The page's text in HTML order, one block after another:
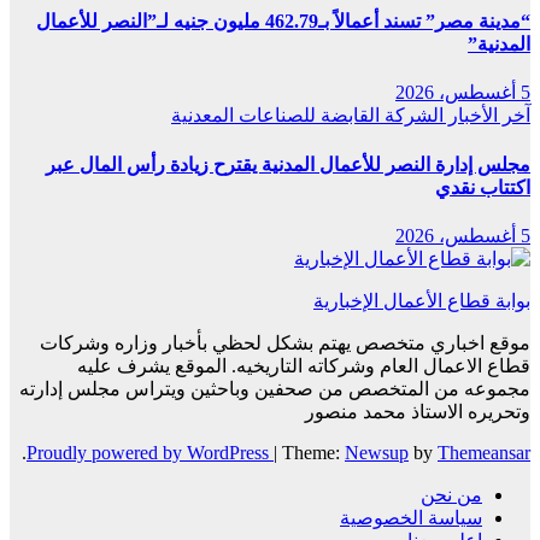
“مدينة مصر” تسند أعمالاً بـ462.79 مليون جنيه لـ”النصر للأعمال
المدنية”
5 أغسطس، 2026
آخر الأخبار
الشركة القابضة للصناعات المعدنية
مجلس إدارة النصر للأعمال المدنية يقترح زيادة رأس المال عبر
اكتتاب نقدي
5 أغسطس، 2026
بوابة قطاع الأعمال الإخبارية
موقع اخباري متخصص يهتم بشكل لحظي بأخبار وزاره وشركات
قطاع الاعمال العام وشركاته التاريخيه. الموقع يشرف عليه
مجموعه من المتخصص من صحفين وباحثين ويتراس مجلس إدارته
وتحريره الاستاذ محمد منصور
Proudly powered by WordPress | Theme: Newsup by Themeansar
.
من نحن
سياسة الخصوصية